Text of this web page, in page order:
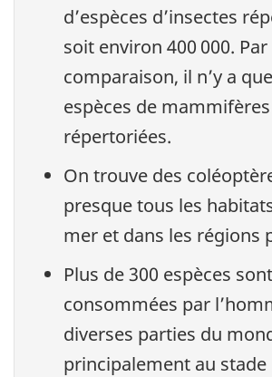
d’espèces d’insectes
soit environ 400 000. Par
comparaison, il n’y a
espèces de mammifères
répertoriées.
On trouve des
presque tous les
mer et dans les régions
Plus de 300 espèces sont
consommées par
diverses parties du
principalement au stade